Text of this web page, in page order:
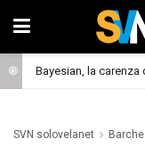
SVN solovelanet Barche